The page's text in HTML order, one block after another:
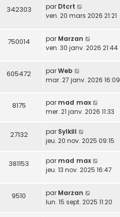
342303 par Dtcrt
ven. 20 mars 2026 21:21
750014 par Marzan
ven. 30 janv. 2026 21:44
605472 parWeb
mar. 27 janv. 2026 16:09
8175 par mad max
mer. 21 janv. 2026 11:33
27132 par Sylkill
jeu. 20 nov. 2025 09:15
381153 par mad max
jeu. 13 nov. 2025 16:47
9510 par Marzan
lun. 15 sept. 2025 11:20